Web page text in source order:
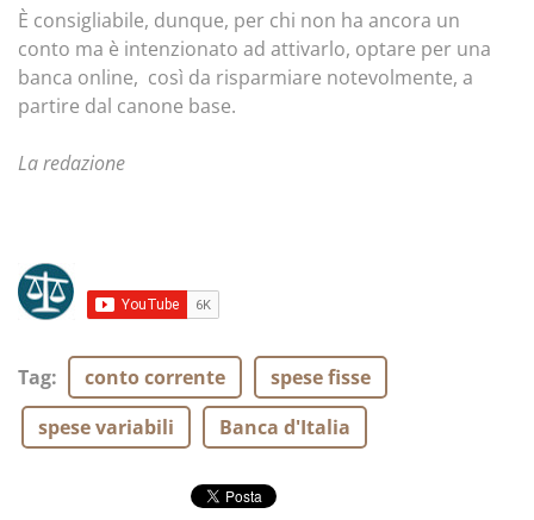
È consigliabile, dunque, per chi non ha ancora un
conto ma è intenzionato ad attivarlo, optare per una
banca online, così da risparmiare notevolmente, a
partire dal canone base.
La redazione
Tag: conto corrente
spese fisse
spese variabili
Banca d'Italia